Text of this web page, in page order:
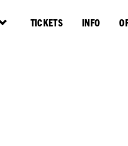
TICKETS INFO